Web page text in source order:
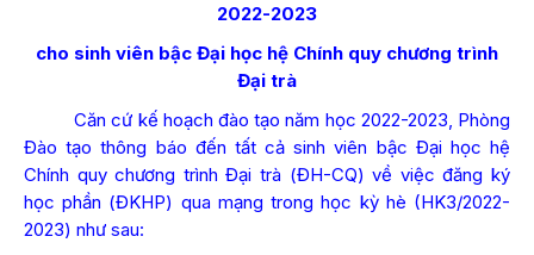
2022-2023
cho sinh viên bậc Đại học hệ Chính quy chương trình
Đại trà
Căn cứ kế hoạch đào tạo năm học 2022-2023, Phòng
Đào tạo thông báo đến tất cả sinh viên bậc Đại học hệ
Chính quy chương trình Đại trà (ĐH-CQ) về việc đăng ký
học phần (ĐKHP) qua mạng trong học kỳ hè (HK3/2022-
2023) như sau: